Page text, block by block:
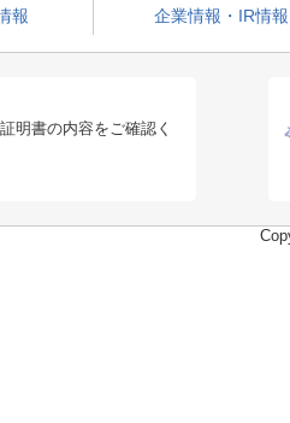
報 企業情報・IR情報
明書の内容をご確認く